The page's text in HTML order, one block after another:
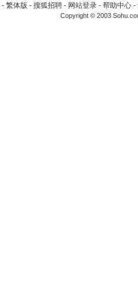
- 繁体版 - 搜狐招聘 - 网站登录 - 帮助中心 -
Copyright © 2003